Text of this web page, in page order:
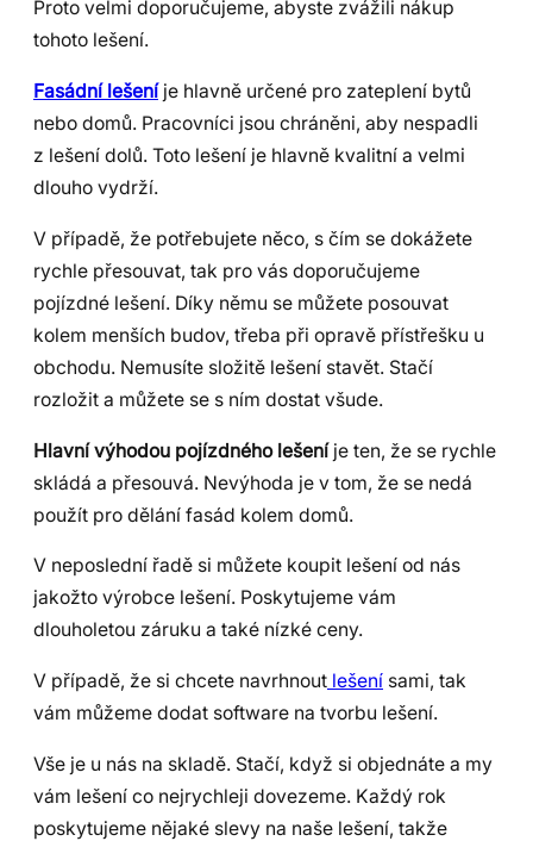
Proto velmi doporučujeme, abyste zvážili nákup
tohoto lešení.
Fasádní lešeníje hlavně určené pro zateplení bytů
nebo domů. Pracovníci jsou chráněni, aby nespadli
z lešení dolů. Toto lešení je hlavně kvalitní a velmi
dlouho vydrží.
V případě, že potřebujete něco, s čím se dokážete
rychle přesouvat, tak pro vás doporučujeme
pojízdné lešení. Díky němu se můžete posouvat
kolem menších budov, třeba při opravě přístřešku u
obchodu. Nemusíte složitě lešení stavět. Stačí
rozložit a můžete se s ním dostat všude.
Hlavní výhodou pojízdného lešeníje ten, že se rychle
skládá a přesouvá. Nevýhoda je v tom, že se nedá
použít pro dělání fasád kolem domů.
V neposlední řadě si můžete koupit lešení od nás
jakožto výrobce lešení. Poskytujeme vám
dlouholetou záruku a také nízké ceny.
V případě, že si chcete navrhnout lešení sami, tak
vám můžeme dodat software na tvorbu lešení.
Vše je u nás na skladě. Stačí, když si objednáte a my
vám lešení co nejrychleji dovezeme. Každý rok
poskytujeme nějaké slevy na naše lešení, takže